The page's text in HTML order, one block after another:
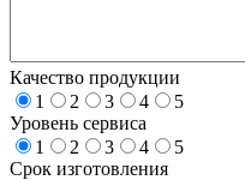
Качество продукции
1
2 3 4
5
Уровень сервиса
1
2 3 4
5
Срок изготовления